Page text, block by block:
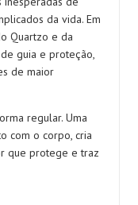
da vida. Em
Quartzo e da
guia e proteção,
de maior
regular. Uma
com o corpo, cria
que protege e traz